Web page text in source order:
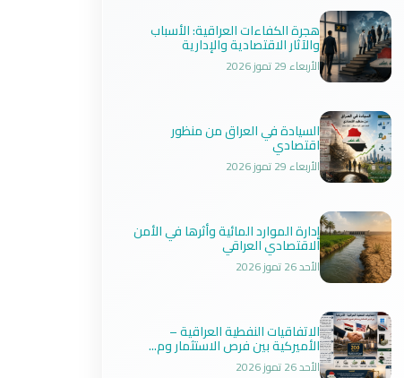
هجرة الكفاءات العراقية: الأسباب
والآثار الاقتصادية والإدارية
الأربعاء 29 تموز 2026
السيادة في العراق من منظور
اقتصادي
الأربعاء 29 تموز 2026
إدارة الموارد المائية وأثرها في الأمن
الاقتصادي العراقي
الأحد 26 تموز 2026
الاتفاقيات النفطية العراقية –
الأميركية بين فرص الاستثمار وم...
الأحد 26 تموز 2026